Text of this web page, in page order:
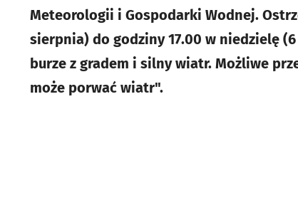
Meteorologii i Gospodarki Wodnej.
sierpnia) do godziny 17.00 w niedzielę
burze z gradem i silny wiatr. Możliwe
może porwać wiatr".